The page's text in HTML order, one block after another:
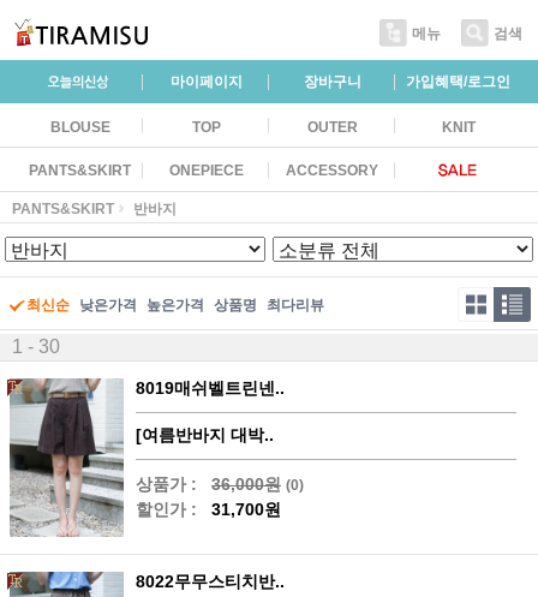
메뉴 검색
마이페이지 장바구니 가입혜택/로그인
BLOUSE TOP OUTER KNIT
PANTS&SKIRT ONEPIECE ACCESSORY
PANTS&SKIRT 반바지
최신순 낮은가격 높은가격 상품명 최다리뷰
1 - 30
8019매쉬벨트린넨..
[여름반바지 대박..
상품가 : 36,000원 (0)
할인가 : 31,700원
8022무무스티치반..